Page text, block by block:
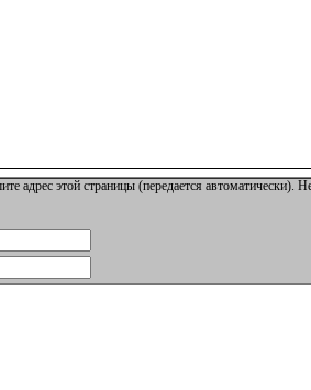
этой страницы (передается автоматически).